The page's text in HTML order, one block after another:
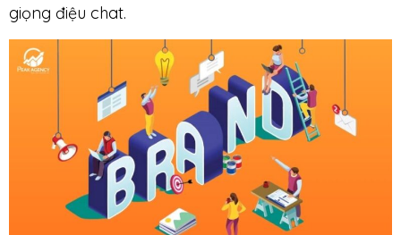
giọng điệu chat.